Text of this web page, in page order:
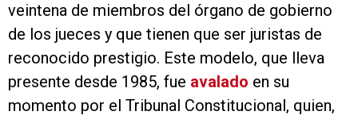
veintena de miembros del órgano de gobierno
de los jueces y que tienen que ser juristas de
reconocido prestigio. Este modelo, que lleva
presente desde 1985, fue avalado en su
momento por el Tribunal Constitucional, quien,